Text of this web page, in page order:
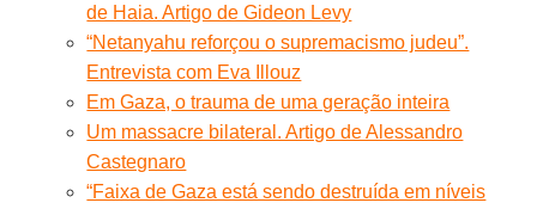
de Haia. Artigo de Gideon Levy
“Netanyahu reforçou o supremacismo judeu”.
Entrevista com Eva Illouz
Em Gaza, o trauma de uma geração inteira
Um massacre bilateral. Artigo de Alessandro
Castegnaro
“Faixa de Gaza está sendo destruída em níveis